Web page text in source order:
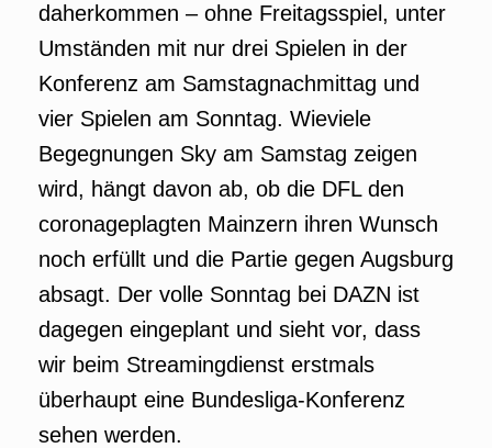
daherkommen – ohne Freitagsspiel, unter
Umständen mit nur drei Spielen in der
Konferenz am Samstagnachmittag und
vier Spielen am Sonntag. Wieviele
Begegnungen Sky am Samstag zeigen
wird, hängt davon ab, ob die DFL den
coronageplagten Mainzern ihren Wunsch
noch erfüllt und die Partie gegen Augsburg
absagt. Der volle Sonntag bei DAZN ist
dagegen eingeplant und sieht vor, dass
wir beim Streamingdienst erstmals
überhaupt eine Bundesliga-Konferenz
sehen werden.